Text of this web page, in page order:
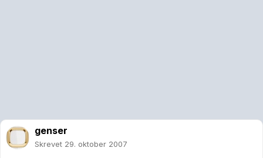
genser
Skrevet 29. oktober 2007